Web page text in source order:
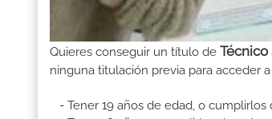
Quieres conseguir un título de
ninguna titulación previa para acceder
- Tener 19 años de edad, o cumplirlos